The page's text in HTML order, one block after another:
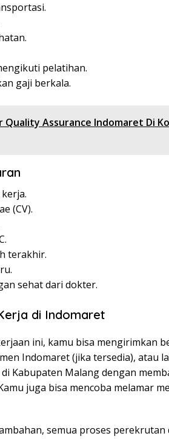
pelatihan.
gaji berkala.
Quality Assurance Indomaret Di
(CV).
terakhir.
sehat dari dokter.
di Indomaret
ini, kamu bisa mengirimkan
Indomaret (jika tersedia), atau
Kabupaten Malang dengan
juga bisa mencoba melamar
semua proses